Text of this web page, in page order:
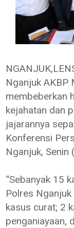
Nganjuk AKBP
membeberkan
kejahatan dan
jajarannya
Konferensi
Nganjuk,
“Sebanyak 15
Polres
kasus curat; 2
penganiayaan,